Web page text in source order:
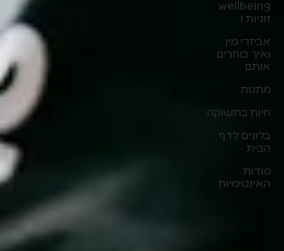
wellbeing
זוגיות ו
אביזרי מין
ואיך בוחרים
אותם
מתנות
חיות בתשוקה
בלוגים לדף
הבית
סודות
האינטימיות